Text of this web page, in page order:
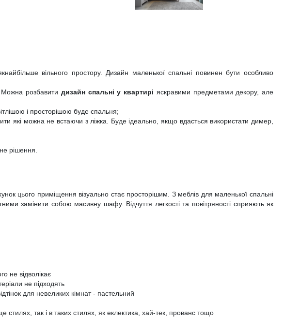
вільного простору. Дизайн маленької спальні повинен бути особливо
Можна розбавити дизайн спальні у квартирі яскравими предметами декору, але
і просторішою буде спальня;
які можна не встаючи з ліжка. Буде ідеально, якщо вдасться використати димер,
рішення.
цього приміщення візуально стає просторішим. З меблів для маленької спальні
замінити собою масивну шафу. Відчуття легкості та повітряності сприяють як
не відволікає
не підходять
для невеликих кімнат - пастельний
так і в таких стилях, як еклектика, хай-тек, прованс тощо